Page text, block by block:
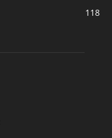
118